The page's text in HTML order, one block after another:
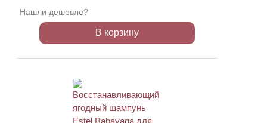
Нашли дешевле?
В корзину